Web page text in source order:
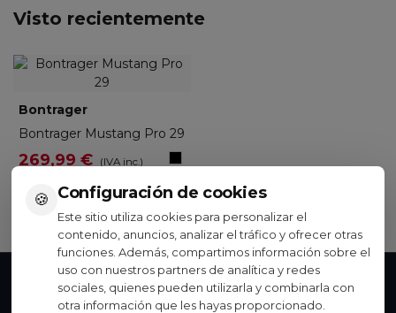
🍪 Configuración de cookies
Este sitio utiliza cookies para personalizar el
contenido, anuncios, analizar el tráfico y ofrecer otras
funciones. Además, compartimos información sobre el
uso con nuestros partners de analítica y redes
sociales, quienes pueden utilizarla y combinarla con
otra información que les hayas proporcionado.
Visto recientemente
Bontrager
Bontrager Mustang Pro 29
269,99 € (IVA inc.) Black/Black/Black
Ver opciones
No te pierdas nada